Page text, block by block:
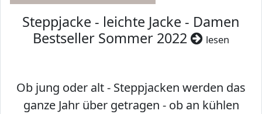
Steppjacke - leichte Jacke - Damen
Bestseller Sommer 2022
lesen
Ob jung oder alt - Steppjacken werden das
ganze Jahr über getragen - ob an kühlen